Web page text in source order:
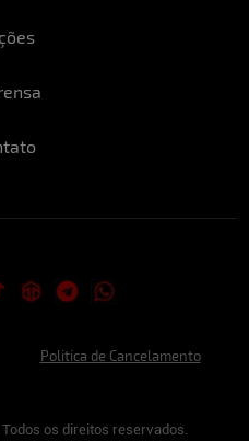
Politica de Cancelamento
os direitos reservados.